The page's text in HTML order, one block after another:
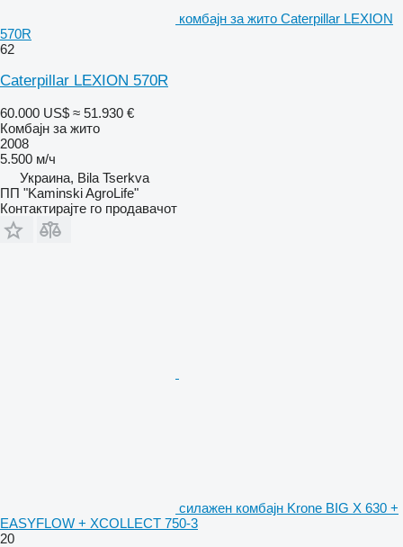
комбајн за жито Caterpillar LEXION
570R
62
Caterpillar LEXION 570R
60.000 US$ ≈ 51.930 €
Комбајн за жито
2008
5.500 м/ч
Украина, Bila Tserkva
ПП "Kaminski AgroLife"
Контактирајте го продавачот
силажен комбајн Krone BIG X 630 +
EASYFLOW + XCOLLECT 750-3
20